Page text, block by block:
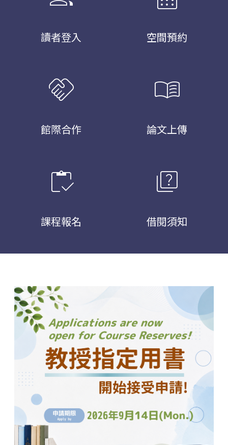
讀者登入 空間預約
handshake
館際合作
menu_book
論文上傳
inventory
課程報名
quiz
借閱須知